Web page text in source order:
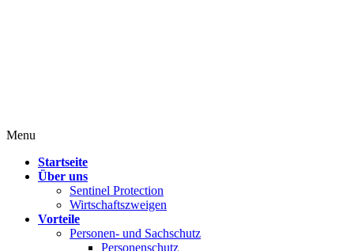
Menu
Startseite
Über uns
Sentinel Protection
Wirtschaftszweigen
Vorteile
Personen- und Sachschutz
Personenschutz